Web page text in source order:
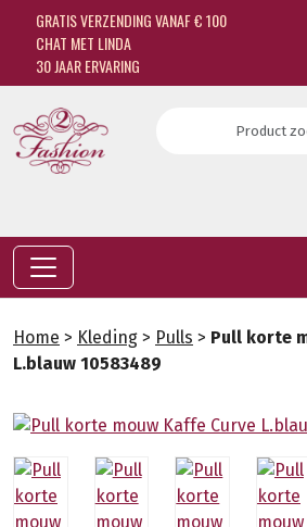
GRATIS VERZENDING VANAF € 100
CHAT MET LINDA
30 JAAR ERVARING
Home > Kleding > Pulls > Pull korte
L.blauw 10583489